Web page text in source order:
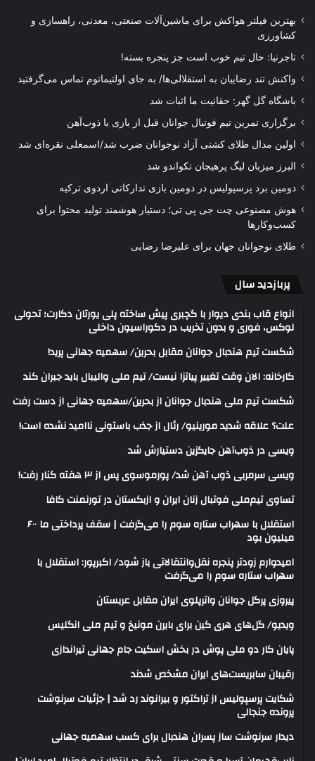
بهترین فیلتر هواکش برای ماشین‌آلات صنعتی، معدنی، راهسازی و
کشاورزی
تاجرنیا: حال تیم خوب است جز پنجره بسته!
واکنش تند رضاییان به استقلالی‌ها/ به جای اولتیماتوم تماس می‌گرفتید
باشگاه گل گهر: حقانیت ما اثبات شد
برگزاری تمرین تیم فوتبال جوانان قبل از بازی با ذوب‌آهن
اولین مدال طلای کشتی آزاد نوجوانان ضرب شد/اسمعلی نقره‌ای شد
البرز میزبان لیگ پرهیجان تکواندو شد
دومین برد پرسپولیس در دومین بازی تدارکاتی اردوی ترکیه
هوش مصنوعی چت جی پی تی؛ دستیار هوشمند تولید محتوا برای
کسب‌وکارها
طلای نوجوانان جهان برای علیرضا رضایی
پربازدید سال
انواع قاب بندی دیوار با گچبری پیش ساخته پلی یورتان دکارت؛ تحولی
لوکس، فوری و بدون تخریب در دکوراسیون داخلی
شکست تیم هندبال جوانان مقابل بحرین/ سهمیه جهانی پرید!
کارخانه: الان وقت تغییر پیاتزا نیست/ تیم ملی والیبال باید جبران کند
شکست تیم ملی هندبال جوانان از بحرین/سهمیه جهانی از دست رفت
علت؟ علاقه شدید مورینیو/ رئال از جذب باستونی ناامید نشده است!
ویسی در ذوب‌آهن جایگزین دستیارش شد
ویسی سرمربی ذوب آهن شد/ پورموسوی پس از ۳ هفته کنار رفت!
تساوی تیم‌ملی فوتبال زنان ایران و ازبکستان در تورنمنت کافا
استقلال با سهراب ستاره سوم را می‌گرفت | سقف پرداختی ما ۶۰۰
میلیون بود
امیدوارم زودتر پنجره نقل‌وانتقالاتی باز شود/ اکبرپور: استقلال با
سهراب ستاره سوم را می‌گرفت
پیروزی پرگل جوانان واترپلوی ایران مقابل عربستان
ویدیو/ گل‌های هری‌ کین برای بایرن مونیخ و تیم ملی انگلیس
پایان کار دو ملی پوش در بخش اسکیت جام جهانی تیراندازی
رقیبان سابریست‌های ایران مشخص شدند
شکایت پرسپولیس از تراکتور و بیرانوند رد شد | جزئیات سرنوشت
پرونده جنجالی
دیدار سرنوشت ساز پسران هندبال برای کسب سهمیه جهانی